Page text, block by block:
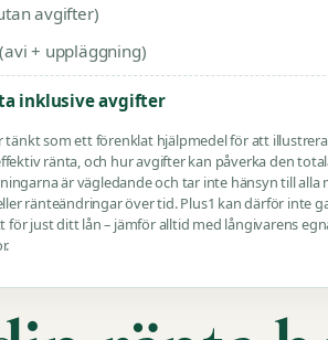
avgifter)
+ uppläggning)
inklusive avgifter
tänkt som ett förenklat hjälpmedel för att
ränta, och hur avgifter kan påverka den
är vägledande och tar inte hänsyn till alla
ränteändringar över tid. Plus1 kan därför inte
för just ditt lån – jämför alltid med långivarens